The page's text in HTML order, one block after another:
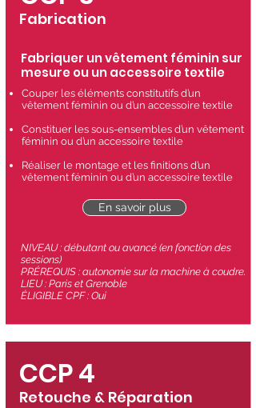
Fabrication
Fabriquer un vêtement féminin sur
mesure ou un accessoire textile
Couper les éléments constitutifs d’un
vêtement féminin ou d’un accessoire textile
Constituer les sous-ensembles d’un vêtement
féminin ou d’un accessoire textile
Réaliser le montage et les finitions d’un
vêtement féminin ou d’un accessoire textile
En savoir plus
NIVEAU : débutant ou avancé (en fonction des
sessions)
PRÉREQUIS : autonomie sur la machine à coudre.
LIEU : Paris et Grenoble
ÉLIGIBLE CPF : Oui
CCP 4
Retouche & Réparation